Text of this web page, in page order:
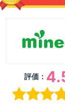
評価：